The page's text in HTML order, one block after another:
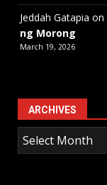
Jeddah Gatapia on
ng Morong
March 19, 2026
ARCHIVES